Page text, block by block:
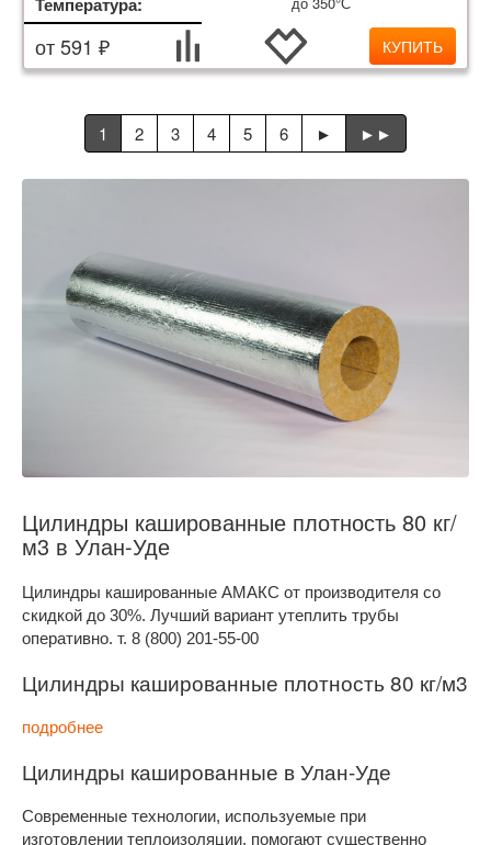
от 591 ₽ КУПИТЬ
1 2 3 4 5 6 ► ►►
Цилиндры кашированные плотность 80 кг/
м3 в Улан-Уде
Цилиндры кашированные АМАКС от производителя со
скидкой до 30%. Лучший вариант утеплить трубы
оперативно. т. 8 (800) 201-55-00
Цилиндры кашированные плотность 80 кг/м3
подробнее
Цилиндры кашированные в Улан-Уде
Современные технологии, используемые при
изготовлении теплоизоляции, помогают существенно